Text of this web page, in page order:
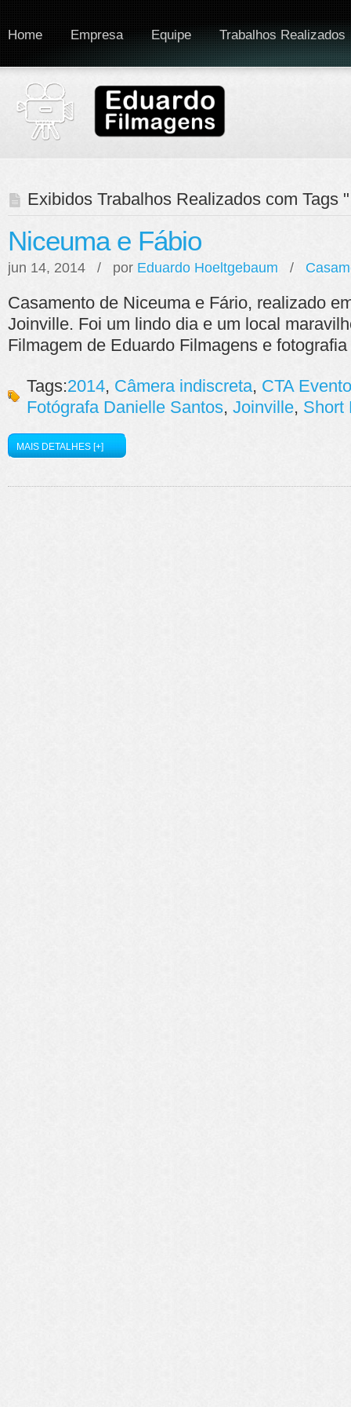
Home Empresa Equipe Trabalhos Realizados
Exibidos Trabalhos Realizados com Tags "
Niceuma e Fábio
jun 14, 2014 / por Eduardo Hoeltgebaum /
Casamento de Niceuma e Fário, realizado
Joinville. Foi um lindo dia e um local
Filmagem de Eduardo Filmagens e
Tags:2014, Câmera indiscreta, CTA
Fotógrafa Danielle Santos, Joinville, Short
MAIS DETALHES [+]